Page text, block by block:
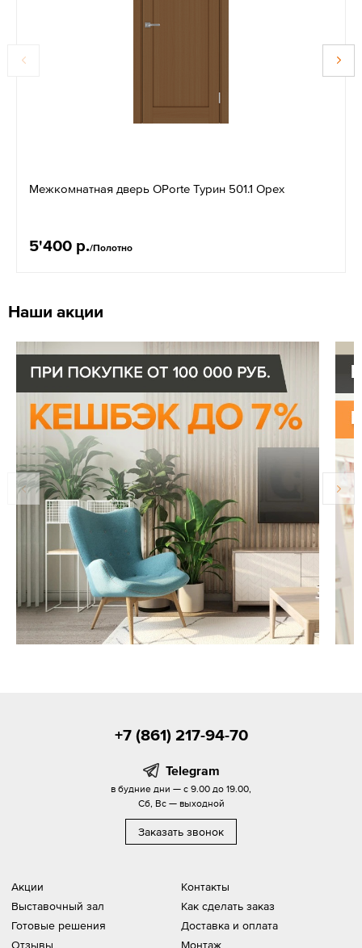
Межкомнатная дверь OPorte Турин 501.1 Орех
5'400 р./Полотно
Наши акции
Акции
Выставочный зал
Готовые решения
Отзывы
Контакты
Как сделать заказ
Доставка и оплата
Монтаж
+7 (861) 217-94-70
Telegram
в будние дни — с 9.00 до 19.00,
Сб, Вс — выходной
Заказать звонок